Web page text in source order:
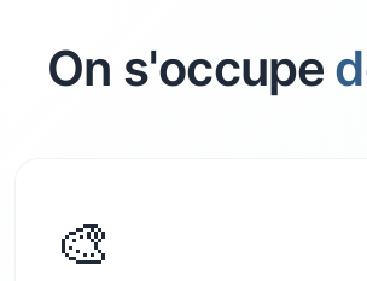
On s'occupe
🎨